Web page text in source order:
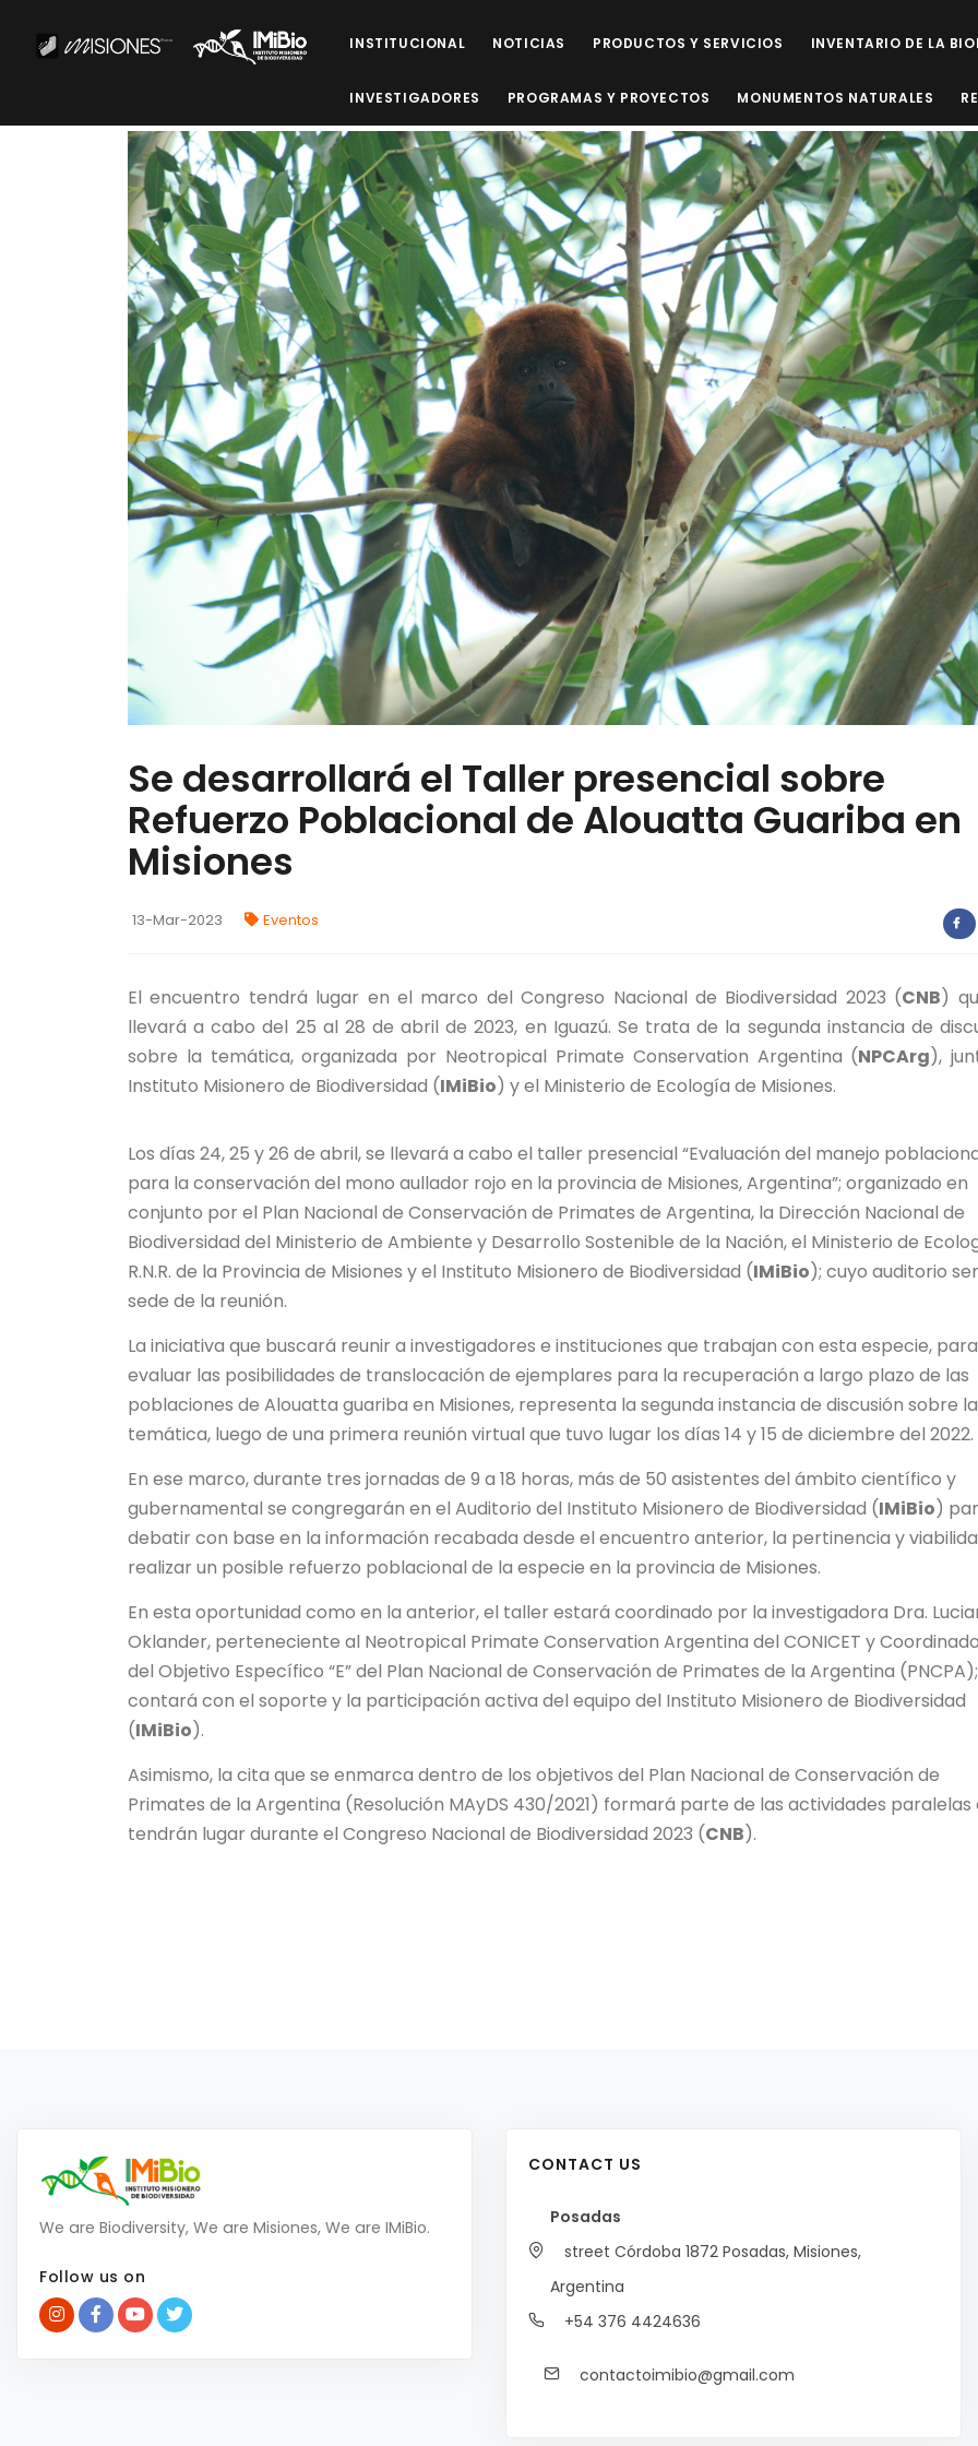
INSTITUCIONAL NOTICIAS PRODUCTOS Y SERVICIOS INVENTARIO DE LA
INVESTIGADORES PROGRAMAS Y PROYECTOS MONUMENTOS NATURALES
Se desarrollará el Taller presencial sobre
Refuerzo Poblacional de Alouatta Guariba en
Misiones
13-Mar-2023 Eventos
El encuentro tendrá lugar en el marco del Congreso Nacional de Biodiversidad 2023 (CNB)
llevará a cabo del 25 al 28 de abril de 2023, en Iguazú. Se trata de la segunda instancia de
sobre la temática, organizada por Neotropical Primate Conservation Argentina (NPCArg),
Instituto Misionero de Biodiversidad (IMiBio) y el Ministerio de Ecología de Misiones.
Los días 24, 25 y 26 de abril, se llevará a cabo el taller presencial “Evaluación del manejo
para la conservación del mono aullador rojo en la provincia de Misiones, Argentina”; organizado en
conjunto por el Plan Nacional de Conservación de Primates de Argentina, la Dirección Nacional de
Biodiversidad del Ministerio de Ambiente y Desarrollo Sostenible de la Nación, el Ministerio de
R.N.R. de la Provincia de Misiones y el Instituto Misionero de Biodiversidad (IMiBio); cuyo auditorio
sede de la reunión.
La iniciativa que buscará reunir a investigadores e instituciones que trabajan con esta especie, para
evaluar las posibilidades de translocación de ejemplares para la recuperación a largo plazo de las
poblaciones de Alouatta guariba en Misiones, representa la segunda instancia de discusión sobre la
temática, luego de una primera reunión virtual que tuvo lugar los días 14 y 15 de diciembre del 2022.
En ese marco, durante tres jornadas de 9 a 18 horas, más de 50 asistentes del ámbito científico y
gubernamental se congregarán en el Auditorio del Instituto Misionero de Biodiversidad (IMiBio)
debatir con base en la información recabada desde el encuentro anterior, la pertinencia y
realizar un posible refuerzo poblacional de la especie en la provincia de Misiones.
En esta oportunidad como en la anterior, el taller estará coordinado por la investigadora Dra.
Oklander, perteneciente al Neotropical Primate Conservation Argentina del CONICET y
del Objetivo Específico “E” del Plan Nacional de Conservación de Primates de la Argentina
contará con el soporte y la participación activa del equipo del Instituto Misionero de Biodiversidad
(IMiBio).
Asimismo, la cita que se enmarca dentro de los objetivos del Plan Nacional de Conservación de
Primates de la Argentina (Resolución MAyDS 430/2021) formará parte de las actividades paralelas
tendrán lugar durante el Congreso Nacional de Biodiversidad 2023 (CNB).
We are Biodiversity, We are Misiones, We are IMiBio.
Follow us on
CONTACT US
Posadas
street Córdoba 1872 Posadas, Misiones,
Argentina
+54 376 4424636
contactoimibio@gmail.com